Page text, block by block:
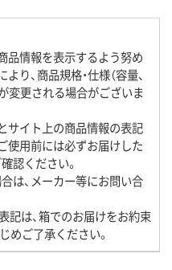
品情報を表示するよう努め
り、商品規格・仕様（容量、
変更される場合がございま
サイト上の商品情報の表記
使用前には必ずお届けした
認ください。
は、メーカー等にお問い合
記は、箱でのお届けをお約束
めご了承ください。